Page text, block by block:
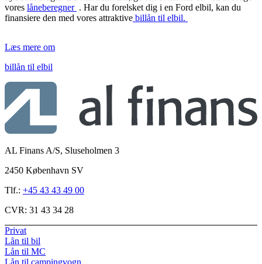
vores låneberegner . Har du forelsket dig i en Ford elbil, kan du
finansiere den med vores attraktive billån til elbil.
Læs mere om
billån til elbil
AL Finans A/S, Sluseholmen 3
2450 København SV
Tlf.: +45 43 43 49 00
CVR: 31 43 34 28
Privat
Lån til bil
Lån til MC
Lån til campingvogn